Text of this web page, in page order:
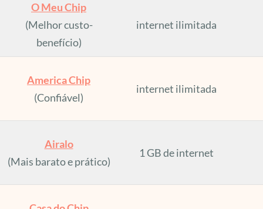
O Meu Chip
(Melhor custo-
benefício)
internet ilimitada
America Chip
(Confiável)
internet ilimitada
Airalo
(Mais barato e prático)
1 GB de internet